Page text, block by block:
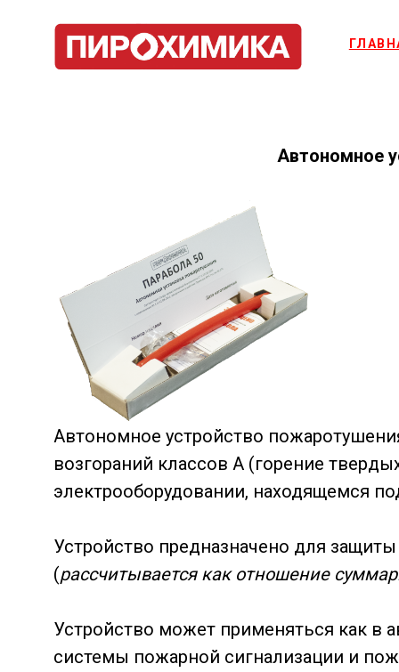
Автономное
Автономное устройство
возгораний классов А (горение
электрооборудовании, находящемся
Устройство предназначено для
(рассчитывается как отношение
Устройство может применяться как в
системы пожарной сигнализации и